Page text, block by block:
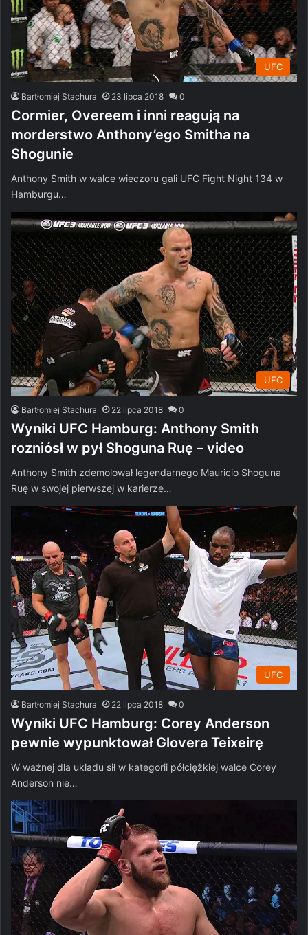
UFC
Bartłomiej Stachura 23 lipca 2018 0
Cormier, Overeem i inni reagują na
morderstwo Anthony’ego Smitha na
Shogunie
Anthony Smith w walce wieczoru gali UFC Fight Night 134 w
Hamburgu…
UFC
Bartłomiej Stachura 22 lipca 2018 0
Wyniki UFC Hamburg: Anthony Smith
rozniósł w pył Shoguna Ruę – video
Anthony Smith zdemolował legendarnego Mauricio Shoguna
Ruę w swojej pierwszej w karierze…
UFC
Bartłomiej Stachura 22 lipca 2018 0
Wyniki UFC Hamburg: Corey Anderson
pewnie wypunktował Glovera Teixeirę
W ważnej dla układu sił w kategorii półciężkiej walce Corey
Anderson nie…